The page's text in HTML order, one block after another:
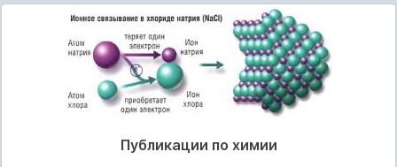
Публикации по химии